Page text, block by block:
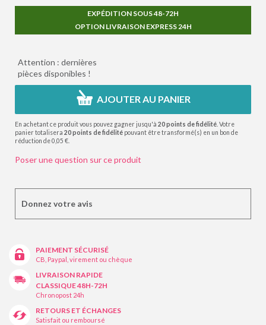
EXPÉDITION SOUS 48-72H
OPTION LIVRAISON EXPRESS 24H
Attention : dernières
pièces disponibles !
AJOUTER AU PANIER
En achetant ce produit vous pouvez gagner jusqu'à 20points de fidélité . Votre
panier totalisera 20points de fidélité pouvant être transformé(s) en un bon de
réduction de0,05 €
Poser une question sur ce produit
Donnez votre avis
PAIEMENT SÉCURISÉ
CB, Paypal, virement ou chèque
LIVRAISON RAPIDE
CLASSIQUE 48H-72H
Chronopost 24h
RETOURS ET ÉCHANGES
Satisfait ou remboursé